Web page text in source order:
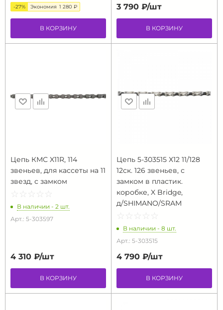
-27% Экономия 1 280 ₽
В КОРЗИНУ
3 790 ₽/шт
В КОРЗИНУ
Цепь КМС X11R, 114
звеньев, для кассеты на 11
звезд, с замком
☆ ☆ ☆ ☆ ☆
★ ★ ★ ★ ★
В наличии - 2 шт.
Арт.: 5-303597
4 310 ₽/шт
В КОРЗИНУ
Цепь 5-303515 Х12 11/128
12ск. 126 звеньев, с
замком в пластик.
коробке, X Bridge,
д/SHIMANO/SRAM
☆ ☆ ☆ ☆ ☆
★ ★ ★ ★ ★
В наличии - 8 шт.
Арт.: 5-303515
4 790 ₽/шт
В КОРЗИНУ